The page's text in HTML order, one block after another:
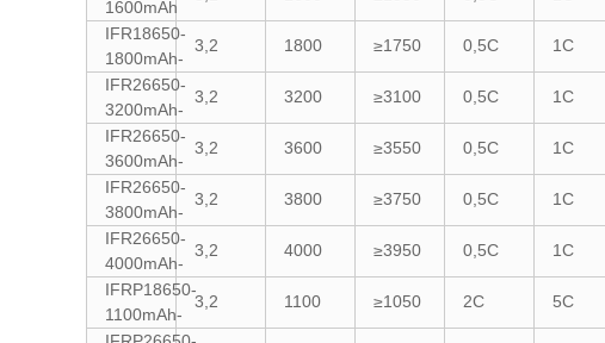
1600mAh
IFR18650-
1800mAh-
3,2 1800 ≥1750 0,5C 1C
IFR26650-
3200mAh-
3,2 3200 ≥3100 0,5C 1C
IFR26650-
3600mAh-
3,2 3600 ≥3550 0,5C 1C
IFR26650-
3800mAh-
3,2 3800 ≥3750 0,5C 1C
IFR26650-
4000mAh-
3,2 4000 ≥3950 0,5C 1C
IFRP18650-
1100mAh-
3,2 1100 ≥1050 2C 5C